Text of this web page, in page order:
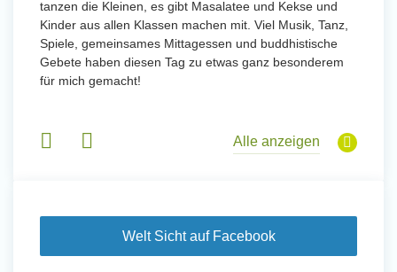
tanzen die Kleinen, es gibt Masalatee und Kekse und
Kinder aus allen Klassen machen mit. Viel Musik, Tanz,
Spiele, gemeinsames Mittagessen und buddhistische
Gebete haben diesen Tag zu etwas ganz besonderem
für mich gemacht!
Alle anzeigen
Welt Sicht auf Facebook